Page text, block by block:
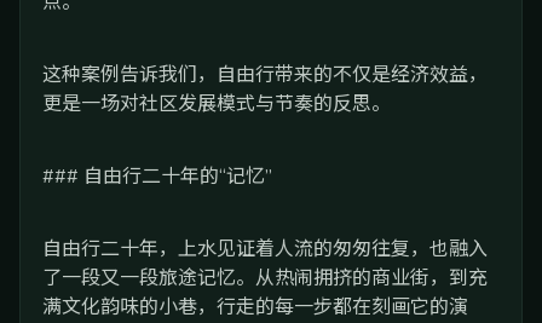
这种案例告诉我们，自由行带来的不仅是经济效益，
更是一场对社区发展模式与节奏的反思。
### 自由行二十年的“记忆”
自由行二十年，上水见证着人流的匆匆往复，也融入
了一段又一段旅途记忆。从热闹拥挤的商业街，到充
满文化韵味的小巷，行走的每一步都在刻画它的演